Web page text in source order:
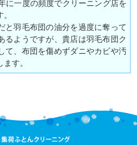
に一度の頻度でクリーニング店を
と羽毛布団の油分を過度に奪って
るようですが、貴店は羽毛布団ク
て、布団を傷めずダニやカビや汚
す。